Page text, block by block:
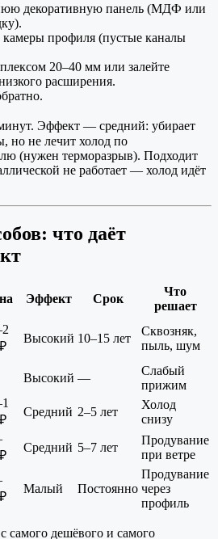
декоративную панель (МДФ или
профиля (пустые каналы
20–40 мм или залейте
расширения.
Эффект — средний: убирает
но не лечит холод по
(нужен терморазрыв). Подходит
не работает — холод идёт
что даёт
Эффект Срок
Что
решает
Высокий 10–15 лет
Сквозняк,
пыль, шум
Высокий —
Слабый
прижим
Средний 2–5 лет
Холод
снизу
Средний 5–7 лет
Продувание
при ветре
Малый Постоянно
Продувание
через
профиль
самого дешёвого и самого